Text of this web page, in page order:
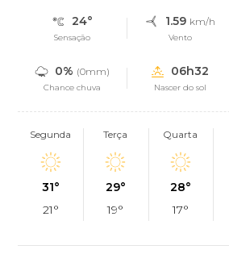
24°
Sensação
1.59 km/h
Vento
0% (0mm)
Chance chuva
06h32
Nascer do sol
Segunda
31°
21°
Terça
29°
19°
Quarta
28°
17°